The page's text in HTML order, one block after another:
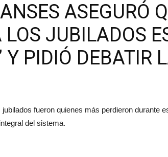
ASEGURÓ
JUBILADOS
Y PIDIÓ DEBATIR
fueron quienes más perdieron durante
del sistema.